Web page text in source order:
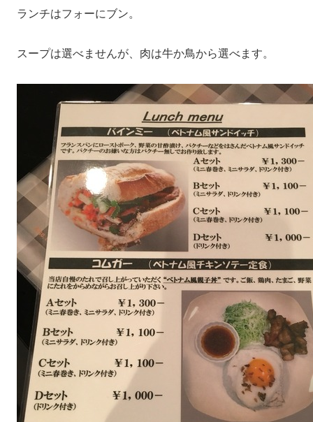
ランチはフォーにブン。
スープは選べませんが、肉は牛か鳥から選べます。